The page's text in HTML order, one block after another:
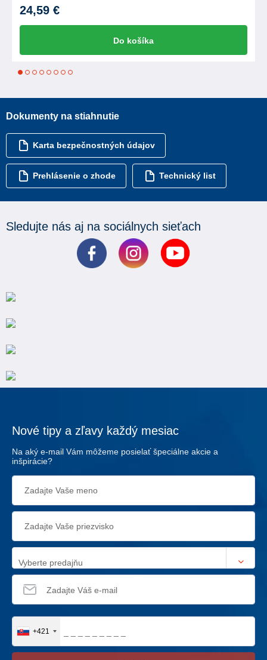
24,59 €
Do košíka
1 2 3 4 5 6 7
Dokumenty na stiahnutie
Karta bezpečnostných údajov
Prehlásenie o zhode Technický list
Sledujte nás aj na sociálnych sieťach
Nové tipy a zľavy každý mesiac
Na aký e-mail Vám môžeme posielať špeciálne akcie a
inšpirácie?
Vyberte predajňu
+421